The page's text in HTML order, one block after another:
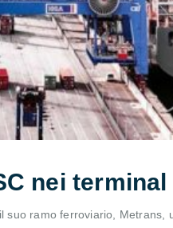
nei
ramo ferroviario,